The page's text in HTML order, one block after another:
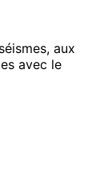
aux
avec le